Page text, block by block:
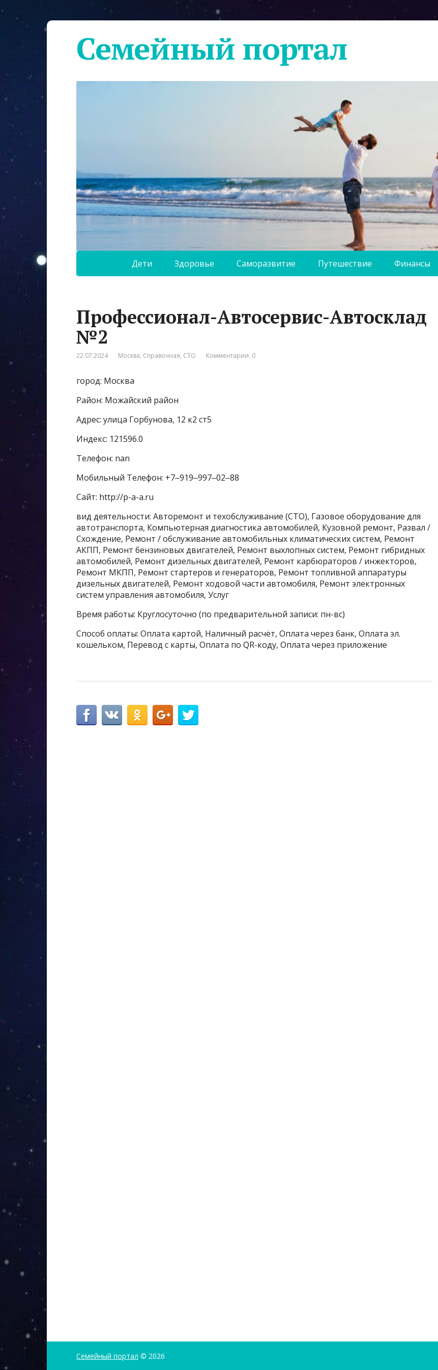
Семейный портал
Дети Здоровье Саморазвитие Путешествие Финансы
Профессионал-Автосервис-Автосклад
№2
22.07.2024 Москва, Справочная, СТО Комментарии: 0
город: Москва
Район: Можайский район
Адрес: улица Горбунова, 12 к2 ст5
Индекс: 121596.0
Телефон: nan
Мобильный Телефон: +7‒919‒997‒02‒88
Сайт: http://p-a-a.ru
вид деятельности: Авторемонт и техобслуживание (СТО), Газовое оборудование для
автотранспорта, Компьютерная диагностика автомобилей, Кузовной ремонт, Развал /
Схождение, Ремонт / обслуживание автомобильных климатических систем, Ремонт
АКПП, Ремонт бензиновых двигателей, Ремонт выхлопных систем, Ремонт гибридных
автомобилей, Ремонт дизельных двигателей, Ремонт карбюраторов / инжекторов,
Ремонт МКПП, Ремонт стартеров и генераторов, Ремонт топливной аппаратуры
дизельных двигателей, Ремонт ходовой части автомобиля, Ремонт электронных
систем управления автомобиля, Услуг
Время работы: Круглосуточно (по предварительной записи: пн-вс)
Способ оплаты: Оплата картой, Наличный расчёт, Оплата через банк, Оплата эл.
кошельком, Перевод с карты, Оплата по QR-коду, Оплата через приложение
Семейный портал © 2026